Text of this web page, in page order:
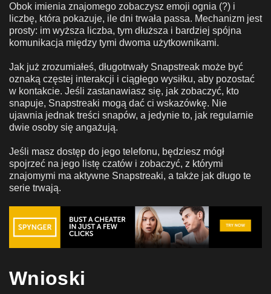
Obok imienia znajomego zobaczysz emoji ognia (?) i
liczbę, która pokazuje, ile dni trwała passa. Mechanizm jest
prosty: im wyższa liczba, tym dłuższa i bardziej spójna
komunikacja między tymi dwoma użytkownikami.
Jak już zrozumiałeś, długotrwały Snapstreak może być
oznaką częstej interakcji i ciągłego wysiłku, aby pozostać
w kontakcie. Jeśli zastanawiasz się, jak zobaczyć, kto
snapuje, Snapstreaki mogą dać ci wskazówkę. Nie
ujawnia jednak treści snapów, a jedynie to, jak regularnie
dwie osoby się angażują.
Jeśli masz dostęp do jego telefonu, będziesz mógł
spojrzeć na jego listę czatów i zobaczyć, z którymi
znajomymi ma aktywne Snapstreaki, a także jak długo te
serie trwają.
Wnioski